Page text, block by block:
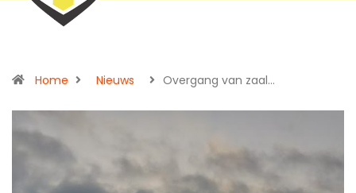
Home Nieuws Overgang van zaal…